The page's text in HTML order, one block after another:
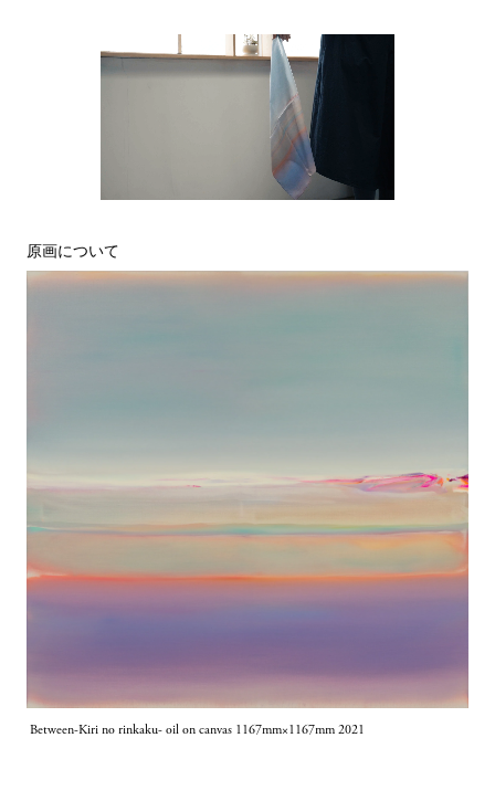
原画について
Between-Kiri no rinkaku- oil on canvas 1167mm×1167mm 2021